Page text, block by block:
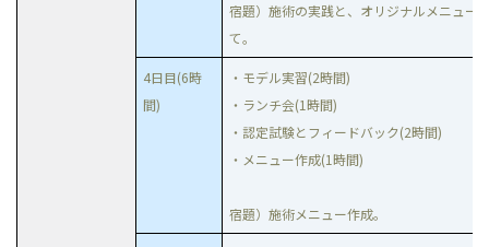
宿題）施術の実践と、オリジナルメニュー
て。
4日目(6時
間)
・モデル実習(2時間)
・ランチ会(1時間)
・認定試験とフィードバック(2時間)
・メニュー作成(1時間)
宿題）施術メニュー作成。